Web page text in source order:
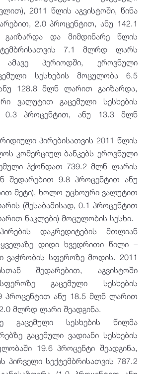
2011 წლის აგვისტოში, წინა
2.0 პროცენტით, ანუ 142.1
და მიმდინარე წლის
7.1 მლრდ ლარს
ამავე პერიოდში, ეროვნული
სესხების მოცულობა 6.5
128.8 მლნ ლარით გაიზარდა,
ვალუტით გაცემული სესხების
0.3 პროცენტით, ანუ 13.3 მლნ
პირებისათვის 2011 წლის
კომერციულ ბანკებს ეროვნული
ჰქონდათ 739.2 მლნ ლარის
შედარებით 9.8 პროცენტით ანუ
მეტი), ხოლო უცხოური ვალუტით
(შესაბამისად, 0.1 პროცენტით
ნაკლები) მოცულობის სესხი.
დაკრედიტების მთლიან
დიდი ხვედრითი წილი –
ვაჭრობის სფეროზე მოდის. 2011
შედარებით, აგვისტოში
გაცემული სესხების
პროცენტით ანუ 18.5 მლნ ლარით
მლრდ ლარი შეადგინა.
გაცემული სესხების წილმა
გაცემული ვადიანი სესხების
19.6 პროცენტი შეადგინა,
პირველი სექტემბრისათვის 787.2